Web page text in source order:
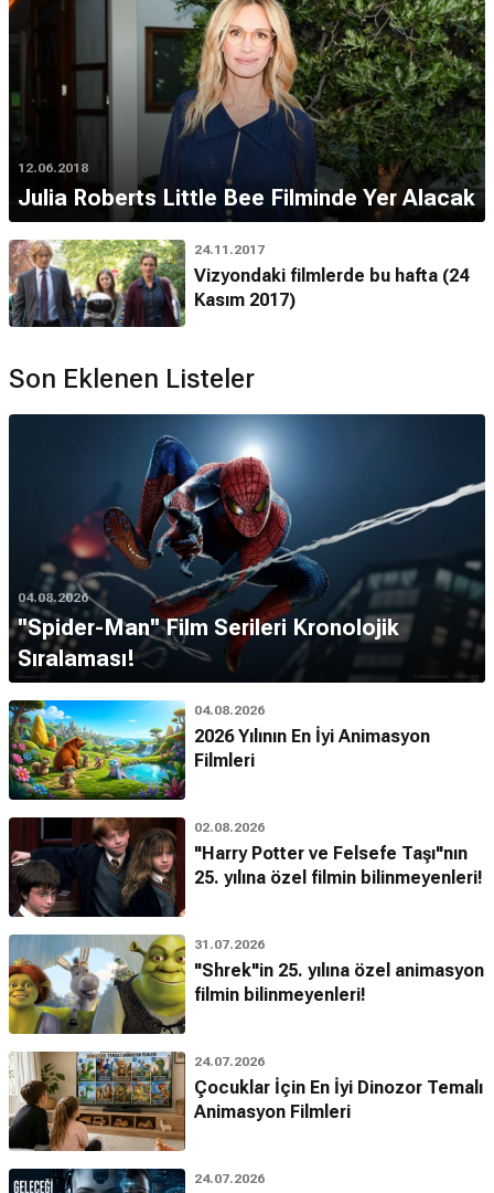
12.06.2018
Julia Roberts Little Bee Filminde Yer Alacak
24.11.2017
Vizyondaki filmlerde bu hafta (24
Kasım 2017)
Son Eklenen Listeler
04.08.2026
''Spider-Man'' Film Serileri Kronolojik
Sıralaması!
04.08.2026
2026 Yılının En İyi Animasyon
Filmleri
02.08.2026
"Harry Potter ve Felsefe Taşı"nın
25. yılına özel filmin bilinmeyenleri!
31.07.2026
"Shrek"in 25. yılına özel animasyon
filmin bilinmeyenleri!
24.07.2026
Çocuklar İçin En İyi Dinozor Temalı
Animasyon Filmleri
24.07.2026